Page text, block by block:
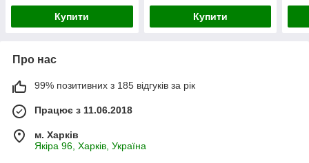
Купити Купити
Про нас
99% позитивних з 185 відгуків за рік
Працює з 11.06.2018
м. Харків
Якіра 96, Харків, Україна